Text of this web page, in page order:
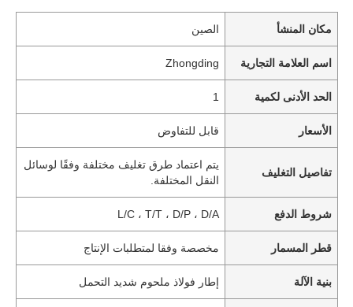
مكان المنشأ الصين
اسم العلامة التجارية Zhongding
الحد الأدنى لكمية 1
الأسعار قابل للتفاوض
تفاصيل التغليف
يتم اعتماد طرق تغليف مختلفة وفقًا لوسائل
النقل المختلفة.
شروط الدفع L/C ، T/T ، D/P ، D/A
قطر المسمار مخصصة وفقا لمتطلبات الإنتاج
بنية الآلة إطار فولاذ ملحوم شديد التحمل